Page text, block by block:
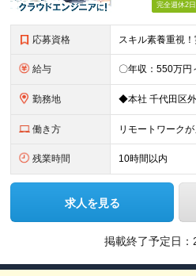
完全週休2日
応募資格
給与
勤務地
働き方 リモートワーク
残業時間 10時間以内
求人を見る
掲載終了予定日：